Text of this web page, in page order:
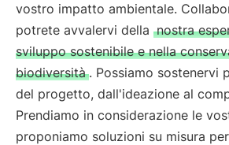
vostro impatto ambientale.
potrete avvalervi della nostra
sviluppo sostenibile e nella
biodiversità . Possiamo sostenervi
del progetto, dall'ideazione al
Prendiamo in considerazione le
proponiamo soluzioni su misura